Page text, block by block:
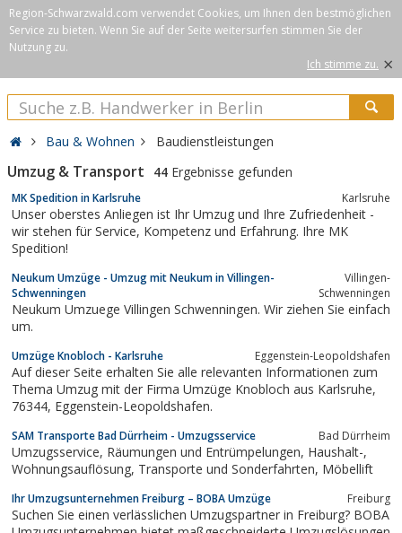
Region-Schwarzwald.com verwendet Cookies, um Ihnen den bestmöglichen
Service zu bieten. Wenn Sie auf der Seite weitersurfen stimmen Sie der
Nutzung zu.
Ich stimme zu. ×
Bau & Wohnen Baudienstleistungen
Umzug & Transport 44 Ergebnisse gefunden
MK Spedition in Karlsruhe Karlsruhe
Unser oberstes Anliegen ist Ihr Umzug und Ihre Zufriedenheit -
wir stehen für Service, Kompetenz und Erfahrung. Ihre MK
Spedition!
Neukum Umzüge - Umzug mit Neukum in Villingen-
Schwenningen
Villingen-
Schwenningen
Neukum Umzuege Villingen Schwenningen. Wir ziehen Sie einfach
um.
Umzüge Knobloch - Karlsruhe Eggenstein-Leopoldshafen
Auf dieser Seite erhalten Sie alle relevanten Informationen zum
Thema Umzug mit der Firma Umzüge Knobloch aus Karlsruhe,
76344, Eggenstein-Leopoldshafen.
SAM Transporte Bad Dürrheim - Umzugsservice Bad Dürrheim
Umzugsservice, Räumungen und Entrümpelungen, Haushalt-,
Wohnungsauflösung, Transporte und Sonderfahrten, Möbellift
Ihr Umzugsunternehmen Freiburg – BOBA Umzüge Freiburg
Suchen Sie einen verlässlichen Umzugspartner in Freiburg? BOBA